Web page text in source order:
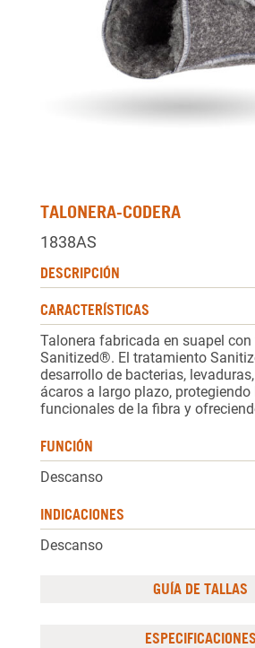
TALONERA-CODERA
1838AS
DESCRIPCIÓN
CARACTERÍSTICAS
Talonera fabricada en suapel
Sanitized®. El tratamiento
desarrollo de bacterias,
ácaros a largo plazo,
funcionales de la fibra y
FUNCIÓN
Descanso
INDICACIONES
Descanso
GUÍA DE TALLAS
ESPECIFICACIONES